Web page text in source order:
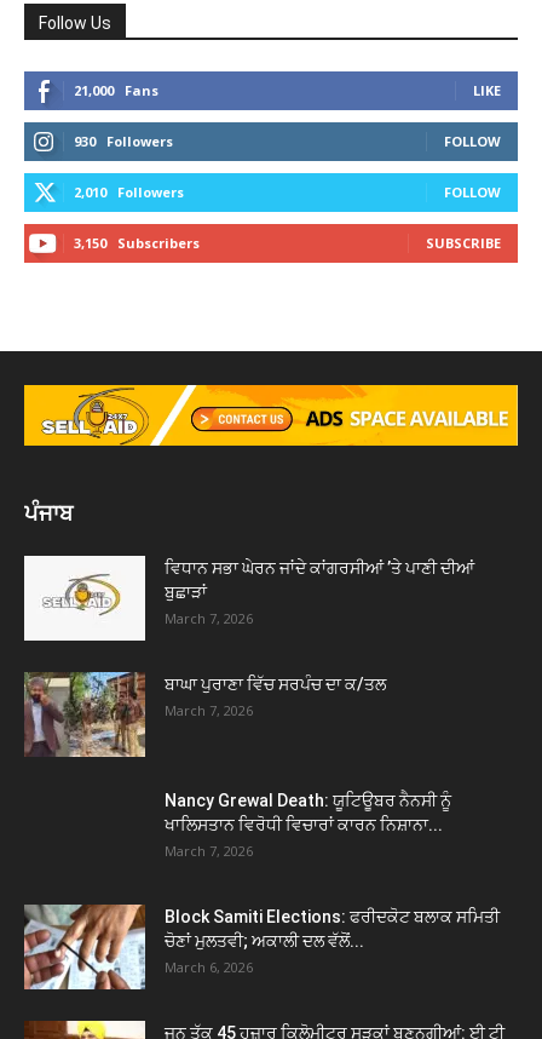
Follow Us
21,000 Fans LIKE
930 Followers FOLLOW
2,010 Followers FOLLOW
3,150 Subscribers SUBSCRIBE
ਪੰਜਾਬ
ਵਿਧਾਨ ਸਭਾ ਘੇਰਨ ਜਾਂਦੇ ਕਾਂਗਰਸੀਆਂ ’ਤੇ ਪਾਣੀ ਦੀਆਂ
ਬੁਛਾੜਾਂ
March 7, 2026
ਬਾਘਾ ਪੁਰਾਣਾ ਵਿੱਚ ਸਰਪੰਚ ਦਾ ਕ/ਤਲ
March 7, 2026
Nancy Grewal Death: ਯੂਟਿਊਬਰ ਨੈਨਸੀ ਨੂੰ
ਖਾਲਿਸਤਾਨ ਵਿਰੋਧੀ ਵਿਚਾਰਾਂ ਕਾਰਨ ਨਿਸ਼ਾਨਾ...
March 7, 2026
Block Samiti Elections: ਫਰੀਦਕੋਟ ਬਲਾਕ ਸਮਿਤੀ
ਚੋਣਾਂ ਮੁਲਤਵੀ; ਅਕਾਲੀ ਦਲ ਵੱਲੋਂ...
March 6, 2026
ਜੂਨ ਤੱਕ 45 ਹਜ਼ਾਰ ਕਿਲੋਮੀਟਰ ਸੜਕਾਂ ਬਣਨਗੀਆਂ: ਈ ਟੀ